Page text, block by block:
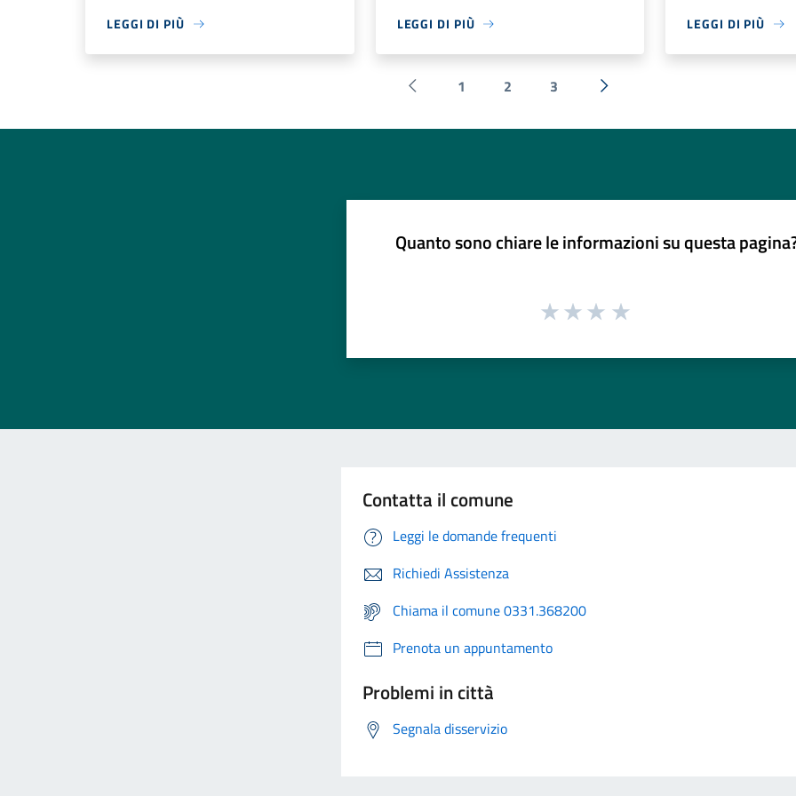
LEGGI DI PIÙ LEGGI DI PIÙ LEGGI DI PIÙ
Pagina precedente
1 2 3
Successiva »
Quanto sono chiare le informazioni su questa
Contatta il comune
Leggi le domande frequenti
Richiedi Assistenza
Chiama il comune 0331.368200
Prenota un appuntamento
Problemi in città
Segnala disservizio